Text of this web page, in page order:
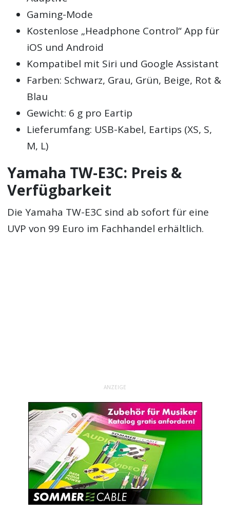
Gaming-Mode
Kostenlose „Headphone Control“ App für
iOS und Android
Kompatibel mit Siri und Google Assistant
Farben: Schwarz, Grau, Grün, Beige, Rot &
Blau
Gewicht: 6 g pro Eartip
Lieferumfang: USB-Kabel, Eartips (XS, S,
M, L)
Yamaha TW-E3C: Preis &
Verfügbarkeit
Die Yamaha TW-E3C sind ab sofort für eine
UVP von 99 Euro im Fachhandel erhältlich.
ANZEIGE